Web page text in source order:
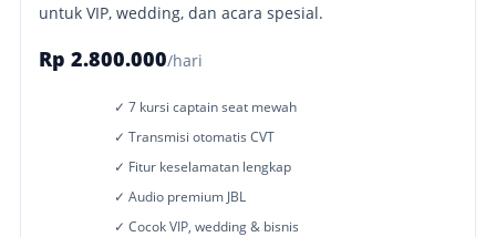
untuk VIP, wedding, dan acara spesial.
Rp 2.800.000/hari
✓ 7 kursi captain seat mewah
✓ Transmisi otomatis CVT
✓ Fitur keselamatan lengkap
✓ Audio premium JBL
✓ Cocok VIP, wedding & bisnis